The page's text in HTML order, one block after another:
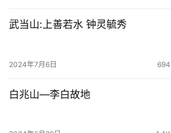
武当山:上善若水 钟灵毓秀
2024年7月6日 694
白兆山—李白故地